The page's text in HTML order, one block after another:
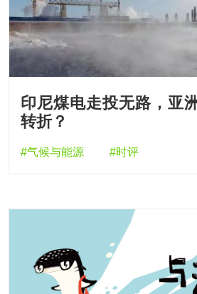
印尼煤电走投无路，亚
转折？
#气候与能源 #时评